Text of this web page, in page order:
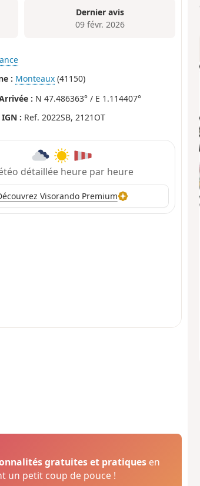
Dernier avis
09 févr. 2026
: Monteaux (41150)
: N 47.486363° / E 1.114407°
: Ref. 2022SB, 2121OT
détaillée heure par heure
Visorando Premium
gratuites et pratiques en
un petit coup de pouce !